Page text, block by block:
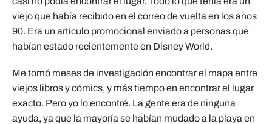
viejo que había recibido en el correo de vuelta en los años
90. Era un artículo promocional enviado a personas que
habían estado recientemente en Disney World.
Me tomó meses de investigación encontrar el mapa entre
viejos libros y cómics, y más tiempo en encontrar el lugar
exacto. Pero yo lo encontré. La gente era de ninguna
ayuda, ya que la mayoría se habían mudado a la playa en